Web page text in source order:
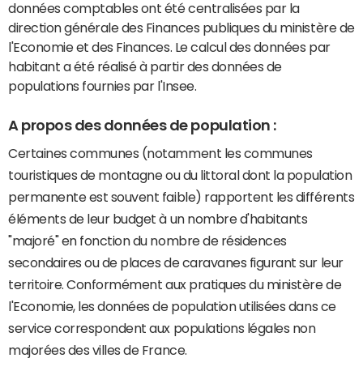
données comptables ont été centralisées par la
direction générale des Finances publiques du ministère de
l'Economie et des Finances. Le calcul des données par
habitant a été réalisé à partir des données de
populations fournies par l'Insee.
A propos des données de population :
Certaines communes (notamment les communes
touristiques de montagne ou du littoral dont la population
permanente est souvent faible) rapportent les différents
éléments de leur budget à un nombre d'habitants
"majoré" en fonction du nombre de résidences
secondaires ou de places de caravanes figurant sur leur
territoire. Conformément aux pratiques du ministère de
l'Economie, les données de population utilisées dans ce
service correspondent aux populations légales non
majorées des villes de France.